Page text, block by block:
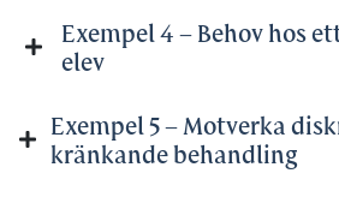
Exempel 4 – Behov hos
elev
Exempel 5 – Motverka
kränkande behandling